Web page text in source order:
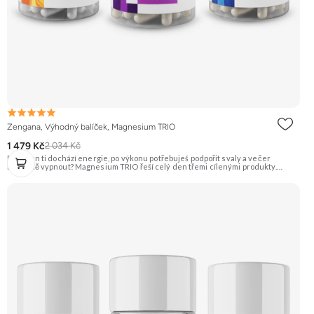
Zengana, Výhodný balíček, Magnesium TRIO
1 479 Kč2 034 Kč
Přes den ti dochází energie, po výkonu potřebuješ podpořit svaly a večer
konečně vypnout? Magnesium TRIO řeší celý den třemi cílenými produkty.